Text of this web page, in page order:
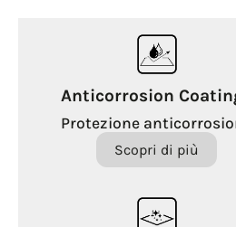
Anticorrosion
Protezione
Scopri di più